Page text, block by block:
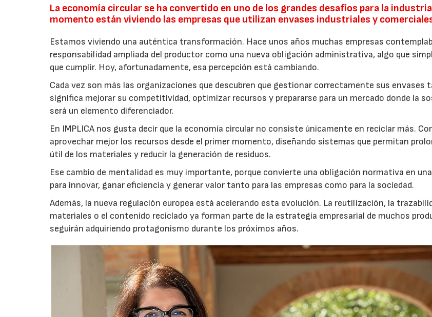
La economía circular se ha convertido en uno de los grandes desafíos para la
momento están viviendo las empresas que utilizan envases industriales y
Estamos viviendo una auténtica transformación. Hace unos años muchas empresas
responsabilidad ampliada del productor como una nueva obligación administrativa, algo que
que cumplir. Hoy, afortunadamente, esa percepción está cambiando.
Cada vez son más las organizaciones que descubren que gestionar correctamente sus envases
significa mejorar su competitividad, optimizar recursos y prepararse para un mercado donde la
será un elemento diferenciador.
En IMPLICA nos gusta decir que la economía circular no consiste únicamente en reciclar más.
aprovechar mejor los recursos desde el primer momento, diseñando sistemas que permitan
útil de los materiales y reducir la generación de residuos.
Ese cambio de mentalidad es muy importante, porque convierte una obligación normativa en
para innovar, ganar eficiencia y generar valor tanto para las empresas como para la sociedad.
Además, la nueva regulación europea está acelerando esta evolución. La reutilización, la
materiales o el contenido reciclado ya forman parte de la estrategia empresarial de muchos
seguirán adquiriendo protagonismo durante los próximos años.